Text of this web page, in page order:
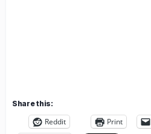
Share this:
Reddit Print